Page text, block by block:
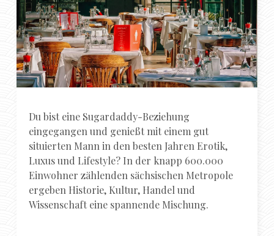
Du bist eine Sugardaddy-Beziehung
eingegangen und genießt mit einem gut
situierten Mann in den besten Jahren Erotik,
Luxus und Lifestyle? In der knapp 600.000
Einwohner zählenden sächsischen Metropole
ergeben Historie, Kultur, Handel und
Wissenschaft eine spannende Mischung.